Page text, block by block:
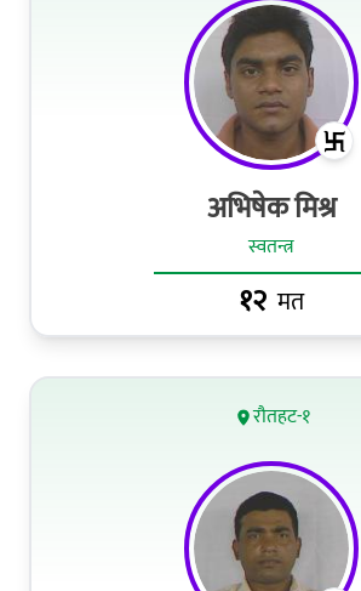
अभिषेक मिश्र
स्वतन्त्र
१२ मत
रौतहट-१